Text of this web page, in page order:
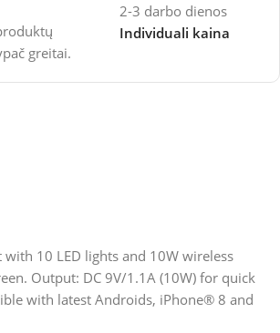
greitai.
2-3 darbo dienos
Individuali kaina
with 10 LED lights and 10W wireless
Output: DC 9V/1.1A (10W) for quick
with latest Androids, iPhone® 8 and